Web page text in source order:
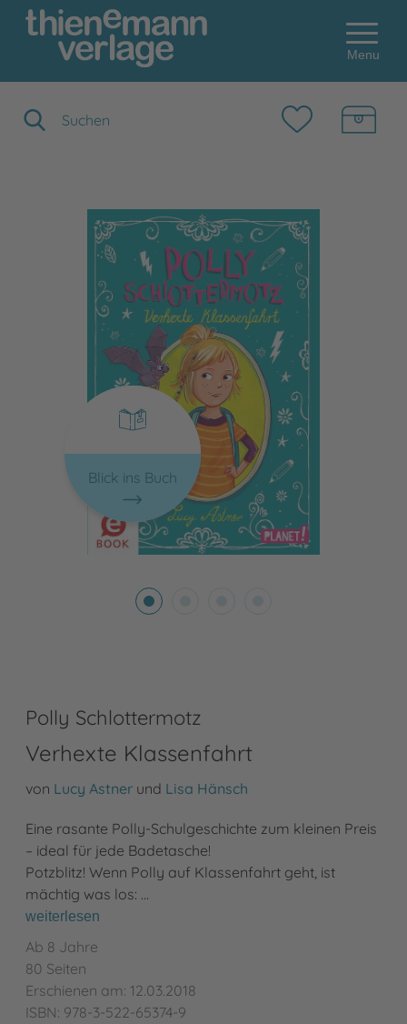
Menu
Blick ins Buch
Polly Schlottermotz
Verhexte Klassenfahrt
von Lucy Astner und Lisa Hänsch
Eine rasante Polly-Schulgeschichte zum kleinen Preis
– ideal für jede Badetasche!
Potzblitz! Wenn Polly auf Klassenfahrt geht, ist
mächtig was los: …
weiterlesen
Ab 8 Jahre
80 Seiten
Erschienen am: 12.03.2018
ISBN: 978-3-522-65374-9